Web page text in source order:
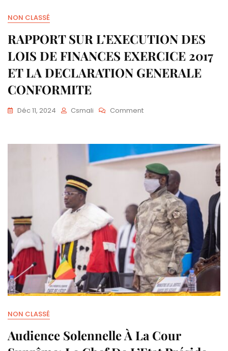
NON CLASSÉ
RAPPORT SUR L’EXECUTION DES
LOIS DE FINANCES EXERCICE 2017
ET LA DECLARATION GENERALE
CONFORMITE
Déc 11, 2024 Csmali Comment
NON CLASSÉ
Audience Solennelle À La Cour